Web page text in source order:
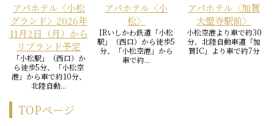
アパホテル〈小松
グランド〉2026年
11月2日（月）から
リブランド予定
「小松駅」（西口）か
ら徒歩5分、「小松空
港」から車で約10分、
北陸自動...
アパホテル〈小
松〉
IRいしかわ鉄道「小松
駅」（西口）から徒歩5
分、「小松空港」から
車で約...
アパホテル〈加賀
大聖寺駅前〉
小松空港より車で約30
分、北陸自動車道「加
賀IC」より車で約7分
TOPページ